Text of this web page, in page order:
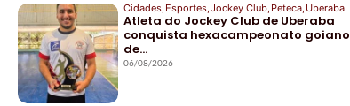
Cidades, Esportes, Jockey Club, Peteca, Uberaba
Atleta do Jockey Club de Uberaba
conquista hexacampeonato goiano
de…
06/08/2026